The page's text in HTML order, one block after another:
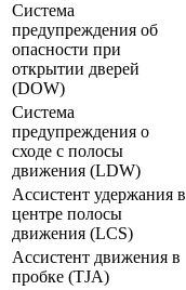
Система
предупреждения об
опасности при
открытии дверей
(DOW)
Система
предупреждения о
сходе с полосы
движения (LDW)
Ассистент удержания в
центре полосы
движения (LCS)
Ассистент движения в
пробке (TJA)